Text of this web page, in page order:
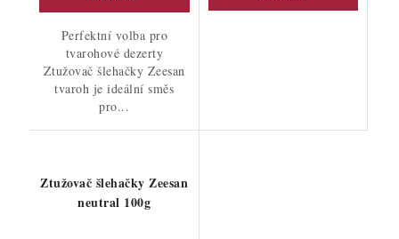
Perfektní volba pro
tvarohové dezerty
Ztužovač šlehačky Zeesan
tvaroh je ideální směs
pro...
Ztužovač šlehačky Zeesan
neutral 100g